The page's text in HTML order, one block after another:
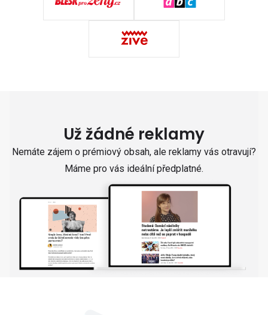
Už žádné reklamy
Nemáte zájem o prémiový obsah, ale reklamy vás otravují?
Máme pro vás ideální předplatné.